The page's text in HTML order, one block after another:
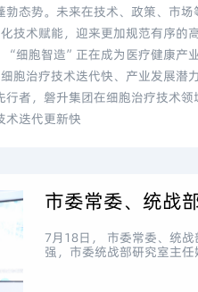
态势。未来在技术、政策、市场
技术赋能，迎来更加规范有序的
“细胞智造”正在成为医疗健康产
治疗技术迭代快、产业发展潜
者，磐升集团在细胞治疗技术
术迭代更新快
市委常委、统战
7月18日， 市委常委、统
强，市委统战部研究室主